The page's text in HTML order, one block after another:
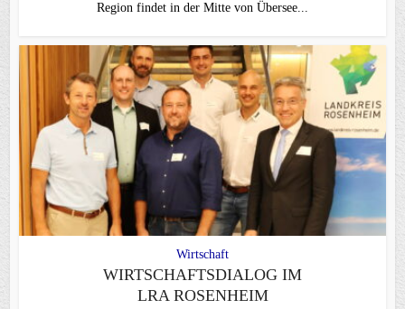
Region findet in der Mitte von Übersee...
Wirtschaft
WIRTSCHAFTSDIALOG IM
LRA ROSENHEIM